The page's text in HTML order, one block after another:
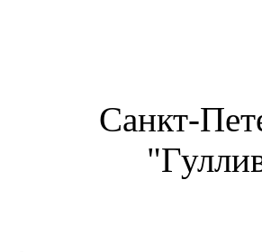
Санкт-